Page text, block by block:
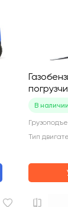
В наличии
Тип